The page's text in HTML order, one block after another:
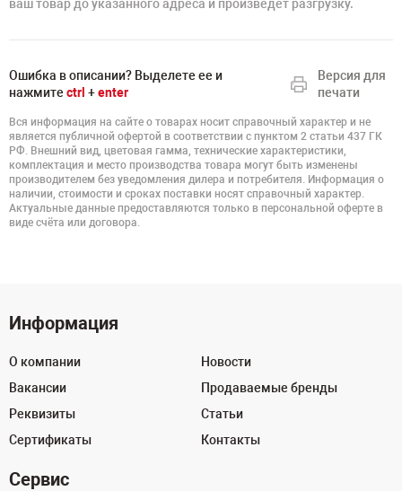
ваш товар до указанного адреса и произведет разгрузку.
Ошибка в описании? Выделете ее и
нажмите ctrl +enter
Версия для
печати
Вся информация на сайте о товарах носит справочный характер и не
является публичной офертой в соответствии с пунктом 2 статьи 437 ГК
РФ. Внешний вид, цветовая гамма, технические характеристики,
комплектация и место производства товара могут быть изменены
производителем без уведомления дилера и потребителя. Информация о
наличии, стоимости и сроках поставки носят справочный характер.
Актуальные данные предоставляются только в персональной оферте в
виде счёта или договора.
Информация
О компании
Вакансии
Реквизиты
Сертификаты
Новости
Продаваемые бренды
Статьи
Контакты
Сервис